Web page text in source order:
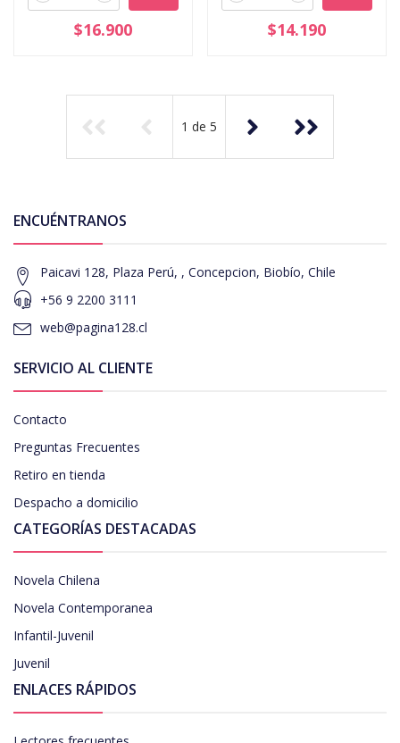
$16.900 $14.190
1 de 5
ENCUÉNTRANOS
Paicavi 128, Plaza Perú, , Concepcion, Biobío, Chile
+56 9 2200 3111
web@pagina128.cl
SERVICIO AL CLIENTE
Contacto
Preguntas Frecuentes
Retiro en tienda
Despacho a domicilio
CATEGORÍAS DESTACADAS
Novela Chilena
Novela Contemporanea
Infantil-Juvenil
Juvenil
ENLACES RÁPIDOS